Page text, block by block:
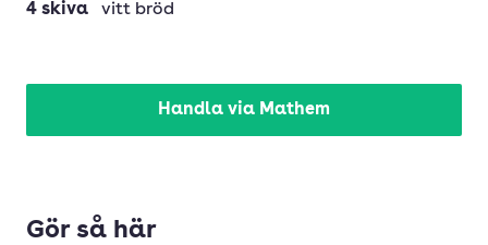
4 skiva vitt bröd
Handla via Mathem
Gör så här